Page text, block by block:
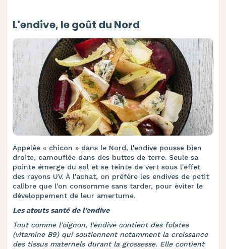
L'endive, le goût du Nord
Appelée « chicon » dans le Nord, l'endive pousse bien
droite, camouflée dans des buttes de terre. Seule sa
pointe émerge du sol et se teinte de vert sous l'effet
des rayons UV. À l'achat, on préfère les endives de petit
calibre que l'on consomme sans tarder, pour éviter le
développement de leur amertume.
Les atouts santé de l'endive
Tout comme l'oignon, l'endive contient des folates
(vitamine B9) qui soutiennent notamment la croissance
des tissus maternels durant la grossesse. Elle contient